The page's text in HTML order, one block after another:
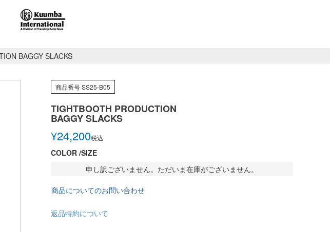
BAGGY SLACKS
商品番号SS25-B05
TIGHTBOOTH PRODUCTION
BAGGY SLACKS
¥24,200税込
COLOR SIZE
申し訳ございません。ただいま在庫がございません。
商品についてのお問い合わせ
返品特約について